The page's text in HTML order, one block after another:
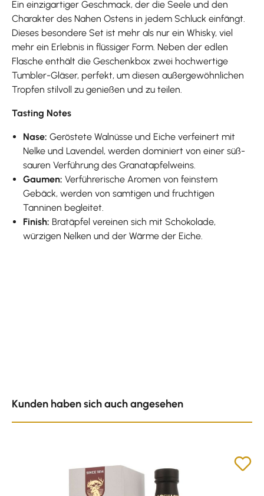
Ein einzigartiger Geschmack, der die Seele und den
Charakter des Nahen Ostens in jedem Schluck einfängt.
Dieses besondere Set ist mehr als nur ein Whisky, viel
mehr ein Erlebnis in flüssiger Form. Neben der edlen
Flasche enthält die Geschenkbox zwei hochwertige
Tumbler-Gläser, perfekt, um diesen außergewöhnlichen
Tropfen stilvoll zu genießen und zu teilen.
Tasting Notes
Nase: Geröstete Walnüsse und Eiche verfeinert mit
Nelke und Lavendel, werden dominiert von einer süß-
sauren Verführung des Granatapfelweins.
Gaumen:Verführerische Aromen von feinstem
Gebäck, werden von samtigen und fruchtigen
Tanninen begleitet.
Finish: Bratäpfel vereinen sich mit Schokolade,
würzigen Nelken und der Wärme der Eiche.
Kunden haben sich auch angesehen